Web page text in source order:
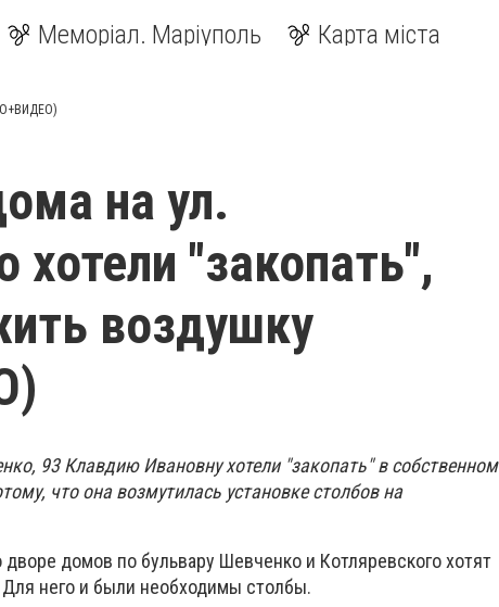
Меморіал. Маріуполь Карта міста
на ул.
хотели "закопать",
воздушку
93 Клавдию Ивановну хотели "закопать" в собственном
что она возмутилась установке столбов на
домов по бульвару Шевченко и Котляревского хотят
него и были необходимы столбы.